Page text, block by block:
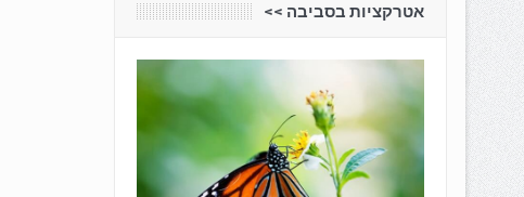
אטרקציות בסביבה <<